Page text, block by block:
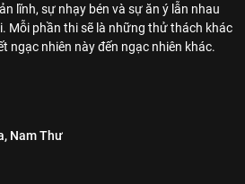
lĩnh, sự nhạy bén và sự ăn ý lẫn nhau
Mỗi phần thi sẽ là những thử thách khác
ngạc nhiên này đến ngạc nhiên khác.
Nam Thư